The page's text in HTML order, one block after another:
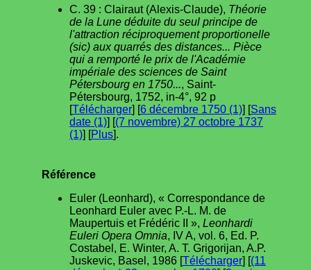
C. 39 : Clairaut (Alexis-Claude), Théorie
de la Lune déduite du seul principe de
l'attraction réciproquement proportionelle
(sic) aux quarrés des distances... Pièce
qui a remporté le prix de l'Académie
impériale des sciences de Saint
Pétersbourg en 1750..., Saint-
Pétersbourg, 1752, in-4°, 92 p
[Télécharger] [6 décembre 1750 (1)] [Sans
date (1)] [(7 novembre) 27 octobre 1737
(1)] [Plus].
Référence
Euler (Leonhard), « Correspondance de
Leonhard Euler avec P.-L. M. de
Maupertuis et Frédéric II », Leonhardi
Euleri Opera Omnia, IV A, vol. 6, Ed. P.
Costabel, E. Winter, A. T. Grigorijan, A.P.
Juskevic, Basel, 1986 [Télécharger] [(11